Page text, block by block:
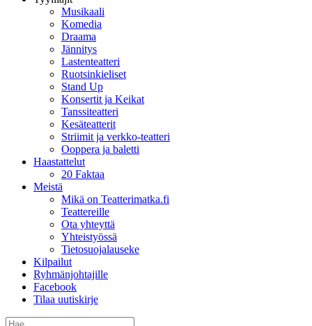
Musikaali
Komedia
Draama
Jännitys
Lastenteatteri
Ruotsinkieliset
Stand Up
Konsertit ja Keikat
Tanssiteatteri
Kesäteatterit
Striimit ja verkko-teatteri
Ooppera ja baletti
Haastattelut
20 Faktaa
Meistä
Mikä on Teatterimatka.fi
Teattereille
Ota yhteyttä
Yhteistyössä
Tietosuojalauseke
Kilpailut
Ryhmänjohtajille
Facebook
Tilaa uutiskirje
Etsi